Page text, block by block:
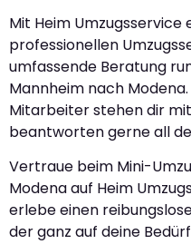
Mit Heim
professionellen
umfassende Beratung
Mannheim nach
Mitarbeiter stehen dir
beantworten gerne all
Vertraue beim Mini-
Modena auf Heim
erlebe einen
der ganz auf deine